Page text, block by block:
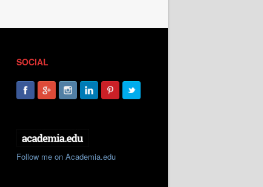
SOCIAL
Follow me on Academia.edu